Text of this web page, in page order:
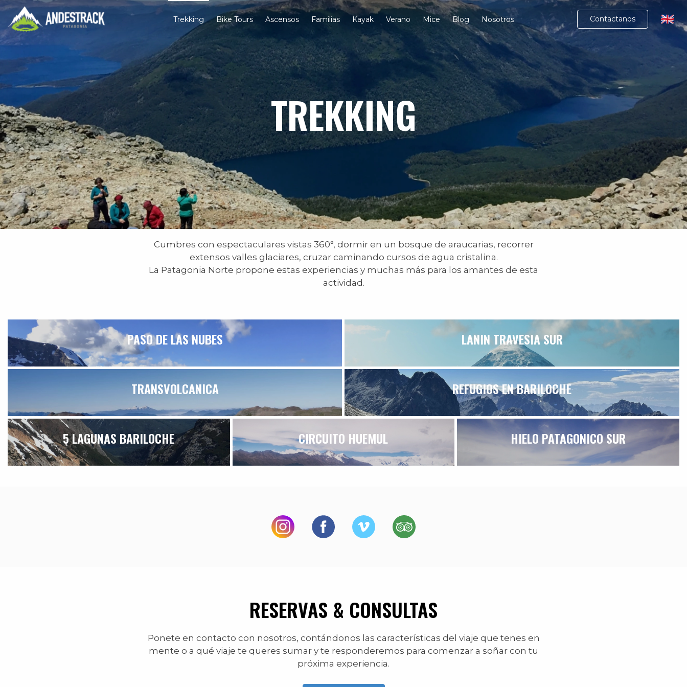
Trekking Bike Tours Ascensos Familias Kayak Verano Mice Blog Nosotros Contactanos 🇬🇧
TREKKING
Cumbres con espectaculares vistas 360°, dormir en un bosque de araucarias, recorrer
extensos valles glaciares, cruzar caminando cursos de agua cristalina.
La Patagonia Norte propone estas experiencias y muchas más para los amantes de esta
actividad.
PASO DE LAS NUBES LANIN TRAVESIA SUR
TRANSVOLCANICA REFUGIOS EN BARILOCHE
5 LAGUNAS BARILOCHE CIRCUITO HUEMUL HIELO PATAGONICO SUR
RESERVAS & CONSULTAS
Ponete en contacto con nosotros, contándonos las características del viaje que tenes en
mente o a qué viaje te queres sumar y te responderemos para comenzar a soñar con tu
próxima experiencia.